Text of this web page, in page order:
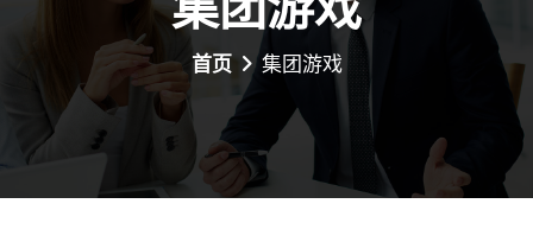
首页 集团游戏